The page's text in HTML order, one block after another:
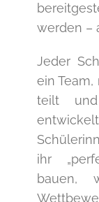
werden –
Jeder
ein
teilt
ihr
bauen,